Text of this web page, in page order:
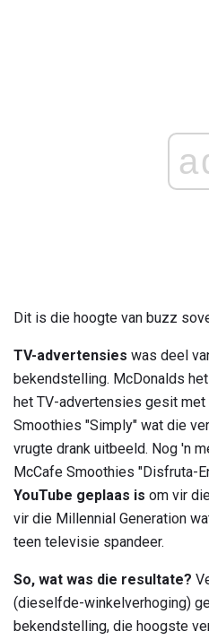
Dit is die hoogte van buzz
TV-advertensies was deel
bekendstelling. McDonalds
het TV-advertensies gesit
Smoothies "Simply" wat die
vrugte drank uitbeeld. Nog 'n
McCafe Smoothies "Disfruta-
YouTube geplaas is om vir
vir die Millennial Generation
teen televisie spandeer.
So, wat was die resultate?
(dieselfde-winkelverhoging)
bekendstelling, die hoogste